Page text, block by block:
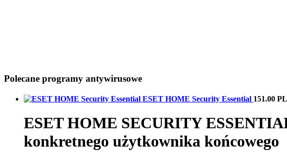
Polecane programy antywirusowe
ESET HOME Security Essential 151.00
ESET HOME SECURITY
konkretnego użytkownika końcowego